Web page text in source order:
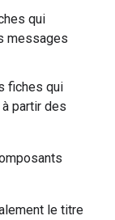
qui
messages
fiches qui
partir des
le titre